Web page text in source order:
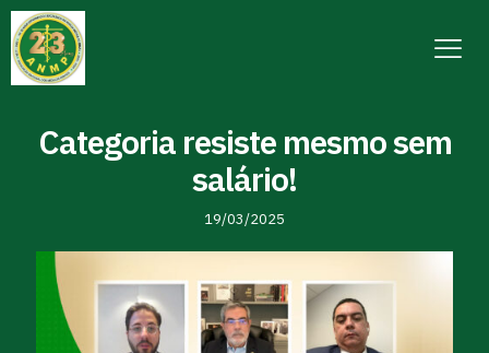
Categoria resiste mesmo sem
salário!
19/03/2025